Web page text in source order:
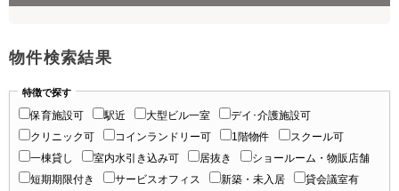
物件検索結果
特徴で探す
保育施設可 駅近 大型ビル一室
デイ･介護施設可
クリニック可
コインランドリー可 1階物件
スクール可
一棟貸し
室内水引き込み可 居抜き
ショールーム・物販店舗
短期期限付き
サービスオフィス 新築・未入居
貸会議室有